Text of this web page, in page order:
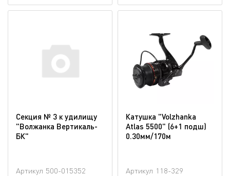
Секция № 3 к удилищу
"Волжанка Вертикаль-
БК"
Артикул 500-015352
Катушка "Volzhanka
Atlas 5500" (6+1 подш)
0.30мм/170м
Артикул 118-329